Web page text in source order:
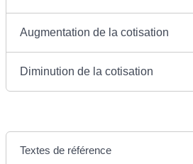
Augmentation de la cotisation
Diminution de la cotisation
Textes de référence